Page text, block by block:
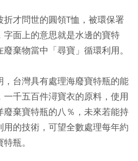
才問世的圓領T恤，被環保署
字面上的意思就是水邊的寶特
棄物當中「尋寶」循環利用。
，台灣具有處理海廢寶特瓶的能
一千五百件潯寶衣的原料，使用
廢棄寶特瓶的八％，未來若能持
的技術，可望全數處理每年約
瓶。